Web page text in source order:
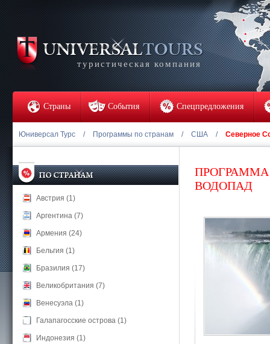
туристическая компания
Страны События Спецпредложения
Юниверсал Турс / Программы по странам / США / Северное
Австрия (1)
Аргентина (7)
Армения (24)
Бельгия (1)
Бразилия (17)
Великобритания (7)
Венесуэла (1)
Галапагосские острова (1)
Индонезия (1)
ПРОГРАММА
ВОДОПАД